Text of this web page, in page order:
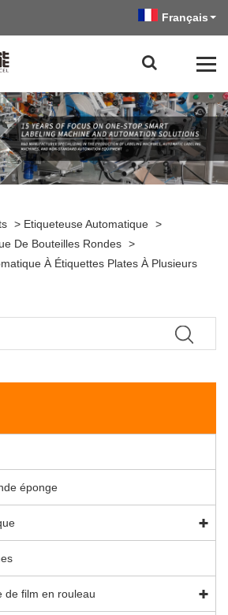
Français
> Etiqueteuse Automatique >
De Bouteilles Rondes >
À Étiquettes Plates À Plusieurs
éponge
de film en rouleau